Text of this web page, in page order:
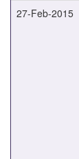
27-Feb-2015